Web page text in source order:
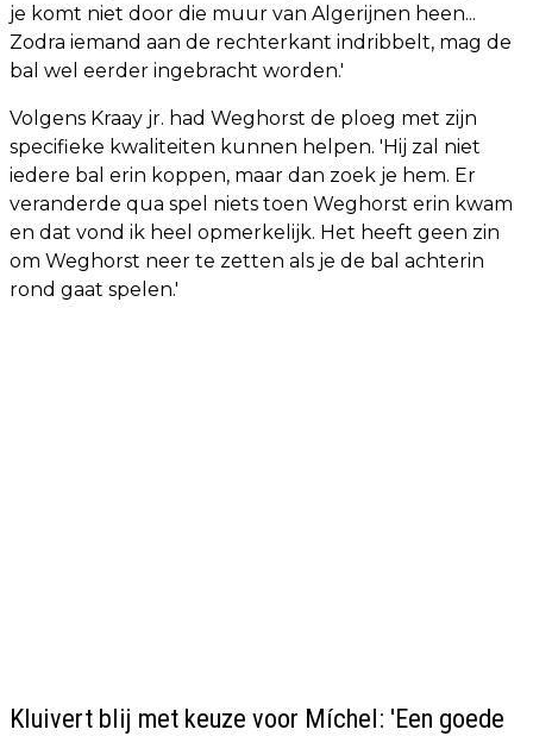
je komt niet door die muur van Algerijnen heen...
Zodra iemand aan de rechterkant indribbelt, mag de
bal wel eerder ingebracht worden.'
Volgens Kraay jr. had Weghorst de ploeg met zijn
specifieke kwaliteiten kunnen helpen. 'Hij zal niet
iedere bal erin koppen, maar dan zoek je hem. Er
veranderde qua spel niets toen Weghorst erin kwam
en dat vond ik heel opmerkelijk. Het heeft geen zin
om Weghorst neer te zetten als je de bal achterin
rond gaat spelen.'
Kluivert blij met keuze voor Míchel: 'Een goede